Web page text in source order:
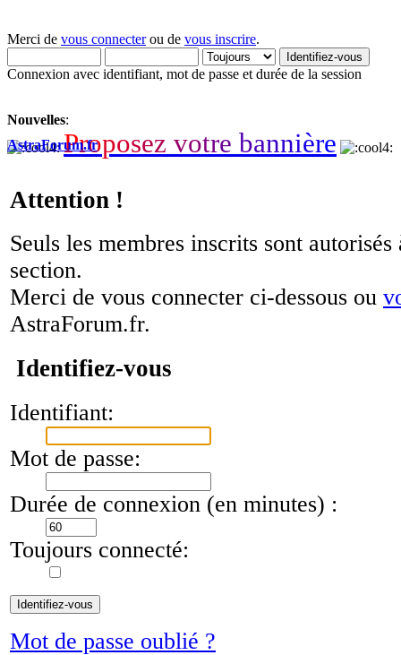
Merci de vous connecterou de vous inscrire.
Connexion avec identifiant, mot de passe et durée de la session
Nouvelles:
Proposez votre bannière
AstraForum.fr
Attention !
Seuls les membres inscrits sont autorisés
section.
Merci de vous connecter ci-dessous ou
AstraForum.fr.
Identifiez-vous
Identifiant:
Mot de passe:
Durée de connexion (en minutes) :
Toujours connecté:
Mot de passe oublié ?